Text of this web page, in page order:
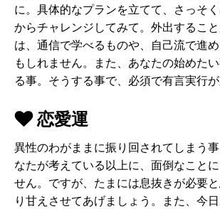
に。具体的なプランを立てて、さっそ
からチャレンジしてみて。外出するこ
は、通信で学べるものや、自己流で進
もしれません。また、あなたの始めた
る事。そうする事で、必須で有言実行
恋愛運
異性のわがままに振り回されてしまう
なたが考えている以上に、面倒なこと
せん。ですが、たまには息抜きが必要
り甘えさせてあげましょう。また、今